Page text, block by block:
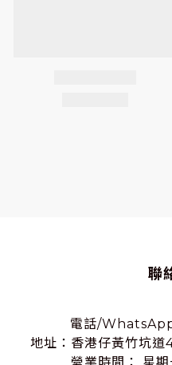
聯
電話/
地址：香港仔黃竹坑道
營業時間： 星